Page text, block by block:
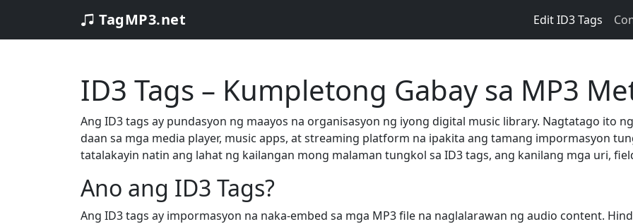
TagMP3.net Edit ID3 Tags
ID3 Tags – Kumpletong Gabay sa MP3
Ang ID3 tags ay pundasyon ng maayos na organisasyon ng iyong digital music library. Nagtatago ito
daan sa mga media player, music apps, at streaming platform na ipakita ang tamang impormasyon
tatalakayin natin ang lahat ng kailangan mong malaman tungkol sa ID3 tags, ang kanilang mga uri,
Ano ang ID3 Tags?
Ang ID3 tags ay impormasyon na naka-embed sa mga MP3 file na naglalarawan ng audio content.